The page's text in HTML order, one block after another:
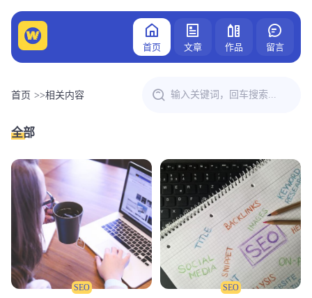
首页 文章 作品 留言
首页 >>相关内容
全部
SEO SEO